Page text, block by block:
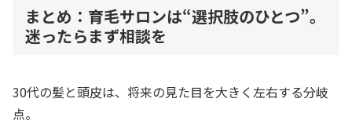
まとめ：育毛サロンは“選択肢のひとつ”。
迷ったらまず相談を
30代の髪と頭皮は、将来の見た目を大きく左右する分岐
点。